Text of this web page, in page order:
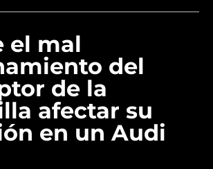
el mal
del
de la
afectar su
en un Audi